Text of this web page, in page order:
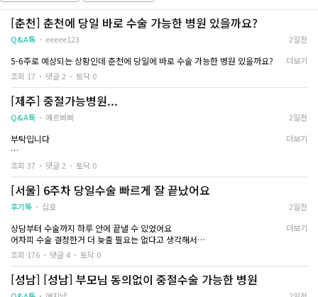
원장선생님이 친절
ㅠ ㅠㅠㅠ 집에 돌
사항에 대해 카톡
바로바로 세심하게
했습니다.....!!! 너무
바쁜 일정 때문에
다들 건강하게 몸
[춘천] 춘천에 당일 바로 수술 가능한 병원 있을까요?
Q&A톡 eeeee123 2일전
5-6주로 예상되는 상황인데 춘천에 당일에 바로 수술 가능한 병원 있을까요?
더보기
조회 17
댓글 2 토닥 0
[제주] 중절가능병원...
Q&A톡 예르삐삐 2일전
부탁입니다
알려주세요..
더보기
조회 37 댓글 2 토닥 0
[서울] 6주차 당일수술 빠르게 잘 끝났어요
후기톡 십호 2일전
상담부터 수술까지 하루 안에 끝낼 수 있었어요
어차피 수술 결정한거 더 늦출 필요는 없다고 생각해서
당일 바로 수술하기로 결정했어요
6주차였고 수면마취고 흡입술로 받았어요
제가 수술 받은 곳은 자궁유착방지제가 기본으로 포함되어 있어서 그대로 진행
했고
더보기
조회 176 댓글 4 토닥 0
[성남] [성남] 부모님 동의없이 중절수술 가능한 병원